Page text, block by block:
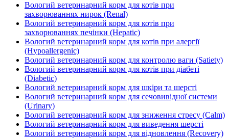
Вологий ветеринарний корм для котів при
захворюваннях нирок (Renal)
Вологий ветеринарний корм для котів при
захворюваннях печінки (Hepatic)
Вологий ветеринарний корм для котів при алергії
(Hypoallergenic)
Вологий ветеринарний корм для контролю ваги (Satiety)
Вологий ветеринарний корм для котів при діабеті
(Diabetic)
Вологий ветеринарний корм для шкіри та шерсті
Вологий ветеринарний корм для сечовивідної системи
(Urinary)
Вологий ветеринарний корм для зниження стресу (Calm)
Вологий ветеринарний корм для виведення шерсті
Вологий ветеринарний корм для відновлення (Recovery)